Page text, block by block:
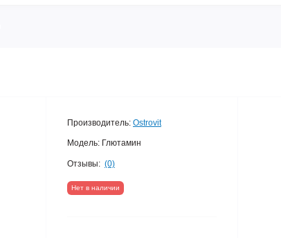
Производитель: Ostrovit
Модель: Глютамин
Отзывы: (0)
Нет в наличии